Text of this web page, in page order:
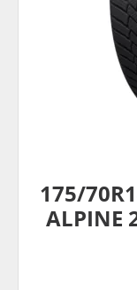
175/
ALPINE